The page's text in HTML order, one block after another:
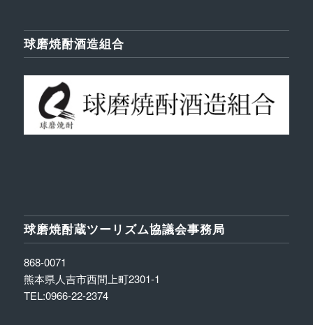
球磨焼酎酒造組合
球磨焼酎蔵ツーリズム協議会事務局
868-0071
熊本県人吉市西間上町2301-1
TEL:0966-22-2374